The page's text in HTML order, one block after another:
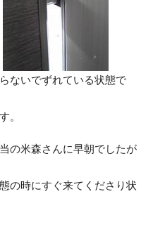
ないでずれている状態で
。
の米森さんに早朝でしたが
の時にすぐ来てくださり状